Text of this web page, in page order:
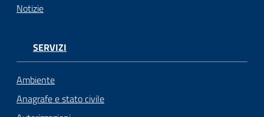
Notizie
SERVIZI
Ambiente
Anagrafe e stato civile